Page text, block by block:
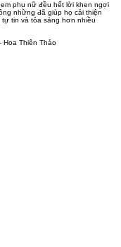
phụ nữ đều hết lời khen ngợi
những đã giúp họ cải thiện
tin và tỏa sáng hơn nhiều